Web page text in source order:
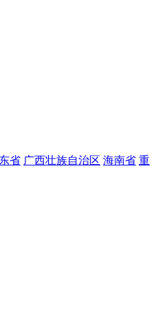
省 广西壮族自治区 海南省 重